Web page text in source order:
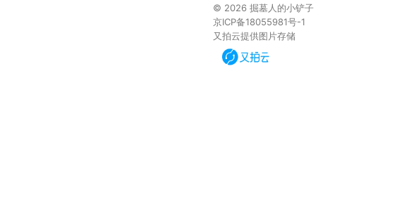
© 2026 掘墓人的小铲子
京ICP备18055981号-1
又拍云提供图片存储